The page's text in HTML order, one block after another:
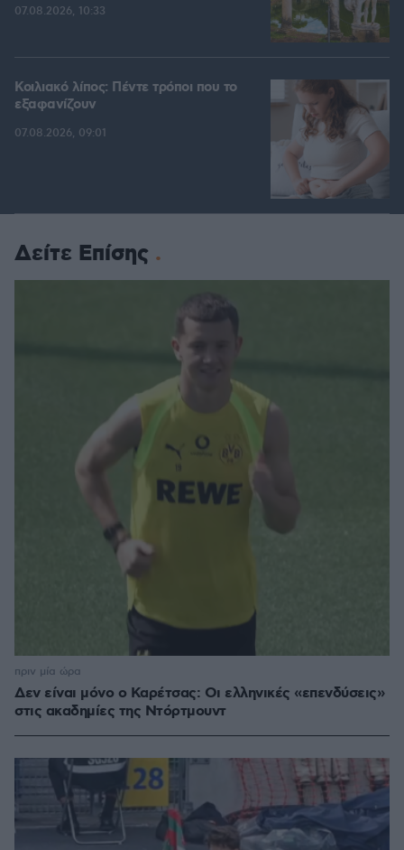
07.08.2026, 10:33
Κοιλιακό λίπος: Πέντε τρόποι που το
εξαφανίζουν
07.08.2026, 09:01
Δείτε Επίσης
Δεν είναι μόνο ο Καρέτσας: Οι ελληνικές «επενδύσεις»
στις ακαδημίες της Ντόρτμουντ
πριν μία ώρα